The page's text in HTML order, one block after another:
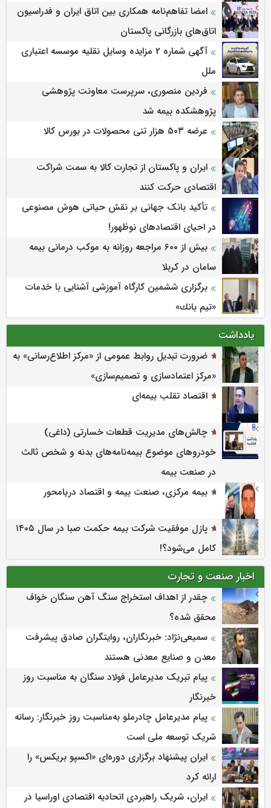
امضا تفاهم‌نامه همکاری بین اتاق ایران و فدراسیون
اتاق‌های بازرگانی پاکستان
آگهی شماره 2 مزایده وسایل نقلیه موسسه اعتباری
ملل
فردین منصوری، سرپرست معاونت پژوهشی
پژوهشكده بیمه شد
عرضه ۵۰۳ هزار تنی محصولات در بورس کالا
ایران و پاکستان از تجارت کالا به سمت شراکت
اقتصادی حرکت کنند
تأکید بانک جهانی بر نقش حیاتی هوش مصنوعی
در احیای اقتصادهای نوظهور!
بیش از ۶۰۰ مراجعه روزانه به موکب درمانی بیمه
سامان در کربلا
برگزاری ششمین كارگاه آموزشی آشنایی با خدمات
«تیم بانك»
یادداشت
ضرورت تبدیل روابط عمومی از «مرکز اطلاع‌رسانی» به
«مرکز اعتمادسازی و تصمیم‌سازی»
اقتصاد تقلب بیمه‌ای
چالش‌های مدیریت قطعات خسارتی (داغی)
خودروهای موضوع بیمه‌نامه‌های بدنه و شخص ثالث
در صنعت بیمه
بیمه مرکزی، صنعت بیمه و اقتصاد دریامحور
پازل موفقیت شرکت بیمه حکمت صبا در سال ۱۴۰۵
کامل می‌شود؟!
اخبار صنعت و تجارت
چقدر از اهداف استخراج سنگ آهن سنگان خواف
محقق شده؟
سمیعی‌نژاد: خبرنگاران، روایتگران صادق پیشرفت
معدن و صنایع معدنی هستند
پیام تبریک مدیرعامل فولاد سنگان به مناسبت روز
خبرنگار
پیام مدیرعامل چادرملو به‌مناسبت روز خبرنگار: رسانه
شریک توسعه ملی است
ایران پیشنهاد برگزاری دوره‌ای «اکسپو بریکس» را
ارائه کرد
ایران، شریک راهبردی اتحادیه اقتصادی اوراسیا در